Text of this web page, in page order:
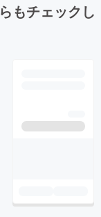
もチェックし